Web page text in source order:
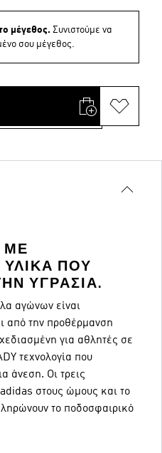
μέγεθος. Συνιστούμε να
σου μέγεθος.
ΜΕ
ΠΟΥ
ΥΓΡΑΣΊΑ.
αγώνων είναι
από την προθέρμανση
για αθλητές σε
τεχνολογία που
άνεση. Οι τρεις
adidas στους ώμους και το
το ποδοσφαιρικό